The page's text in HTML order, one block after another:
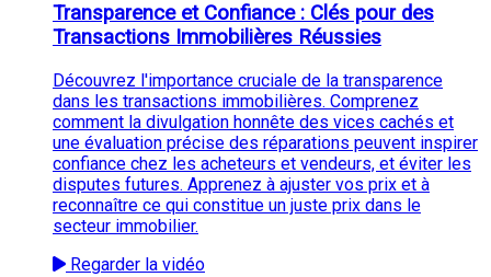
Transparence et Confiance : Clés pour des
Transactions Immobilières Réussies
Découvrez l'importance cruciale de la transparence
dans les transactions immobilières. Comprenez
comment la divulgation honnête des vices cachés et
une évaluation précise des réparations peuvent inspirer
confiance chez les acheteurs et vendeurs, et éviter les
disputes futures. Apprenez à ajuster vos prix et à
reconnaître ce qui constitue un juste prix dans le
secteur immobilier.
Regarder la vidéo